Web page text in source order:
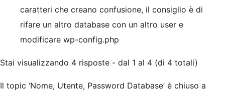
caratteri che creano confusione, il consiglio è di
rifare un altro database con un altro user e
modificare wp-config.php
Stai visualizzando 4 risposte - dal 1 al 4 (di 4 totali)
Il topic ‘Nome, Utente, Password Database’ è chiuso a